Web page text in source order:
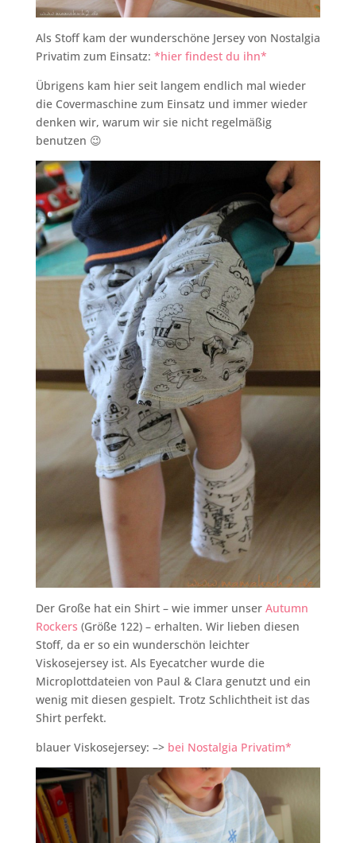
Als Stoff kam der wunderschöne Jersey von Nostalgia
Privatim zum Einsatz: *hier findest du ihn*
Übrigens kam hier seit langem endlich mal wieder
die Covermaschine zum Einsatz und immer wieder
denken wir, warum wir sie nicht regelmäßig
benutzen 😉
Der Große hat ein Shirt – wie immer unser Autumn
Rockers (Größe 122) – erhalten. Wir lieben diesen
Stoff, da er so ein wunderschön leichter
Viskosejersey ist. Als Eyecatcher wurde die
Microplottdateien von Paul & Clara genutzt und ein
wenig mit diesen gespielt. Trotz Schlichtheit ist das
Shirt perfekt.
blauer Viskosejersey: –> bei Nostalgia Privatim*